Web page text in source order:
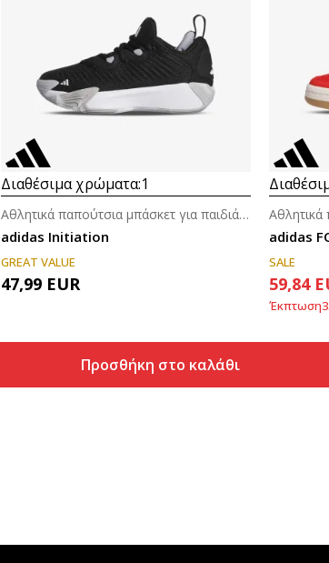
Διαθέσιμα χρώματα:1
adidas Initiation
Αθλητικά παπούτσια μπάσκετ για παιδιά (4-7ε.)
GREAT VALUE
47,99 EUR
Προσθήκη στο καλάθι
adidas
SALE
59,84
Έκπτωση